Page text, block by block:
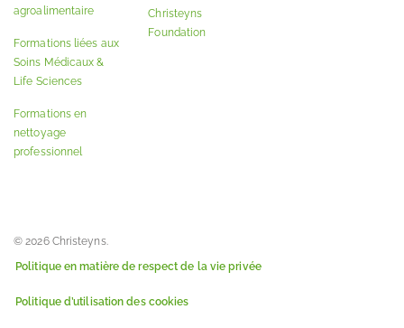
agroalimentaire
Formations liées aux
Soins Médicaux &
Life Sciences
Formations en
nettoyage
professionnel
Christeyns
Foundation
© 2026 Christeyns.
Politique en matière de respect de la vie privée
Politique d’utilisation des cookies